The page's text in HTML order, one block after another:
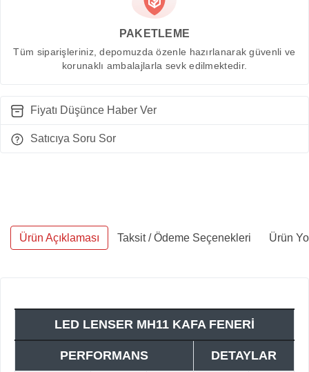
PAKETLEME
Tüm siparişleriniz, depomuzda özenle hazırlanarak güvenli ve
korunaklı ambalajlarla sevk edilmektedir.
Fiyatı Düşünce Haber Ver
Satıcıya Soru Sor
Ürün Açıklaması Taksit / Ödeme Seçenekleri Ürün
LED LENSER MH11 KAFA FENERİ
PERFORMANS DETAYLAR